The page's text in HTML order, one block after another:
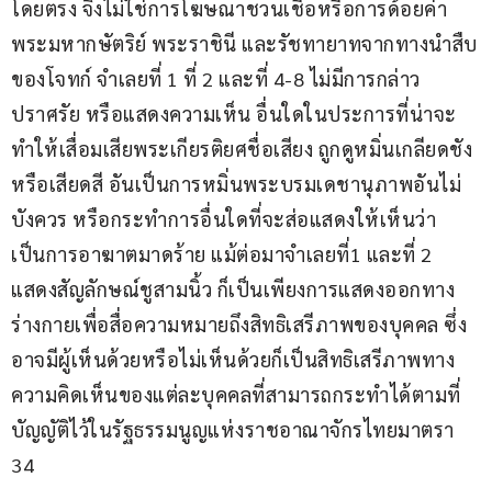
โดยตรง จึงไม่ใช่การโฆษณาชวนเชื่อหรือการด้อยค่า
พระมหากษัตริย์ พระราชินี และรัชทายาทจากทางนำสืบ
ของโจทก์ จำเลยที่ 1 ที่ 2 และที่ 4-8 ไม่มีการกล่าว
ปราศรัย หรือแสดงความเห็น อื่นใดในประการที่น่าจะ
ทำให้เสื่อมเสียพระเกียรติยศชื่อเสียง ถูกดูหมิ่นเกลียดชัง
หรือเสียดสี อันเป็นการหมิ่นพระบรมเดชานุภาพอันไม่
บังควร หรือกระทำการอื่นใดที่จะส่อแสดงให้เห็นว่า
เป็นการอาฆาตมาดร้าย แม้ต่อมาจำเลยที่1 และที่ 2
แสดงสัญลักษณ์ชูสามนิ้ว ก็เป็นเพียงการแสดงออกทาง
ร่างกายเพื่อสื่อความหมายถึงสิทธิเสรีภาพของบุคคล ซึ่ง
อาจมีผู้เห็นด้วยหรือไม่เห็นด้วยก็เป็นสิทธิเสรีภาพทาง
ความคิดเห็นของแต่ละบุคคลที่สามารถกระทำได้ตามที่
บัญญัติไว้ในรัฐธรรมนูญแห่งราชอาณาจักรไทยมาตรา
34